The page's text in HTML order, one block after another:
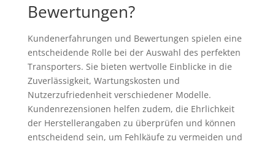
Bewertungen?
Kundenerfahrungen und Bewertungen spielen eine
entscheidende Rolle bei der Auswahl des perfekten
Transporters. Sie bieten wertvolle Einblicke in die
Zuverlässigkeit, Wartungskosten und
Nutzerzufriedenheit verschiedener Modelle.
Kundenrezensionen helfen zudem, die Ehrlichkeit
der Herstellerangaben zu überprüfen und können
entscheidend sein, um Fehlkäufe zu vermeiden und